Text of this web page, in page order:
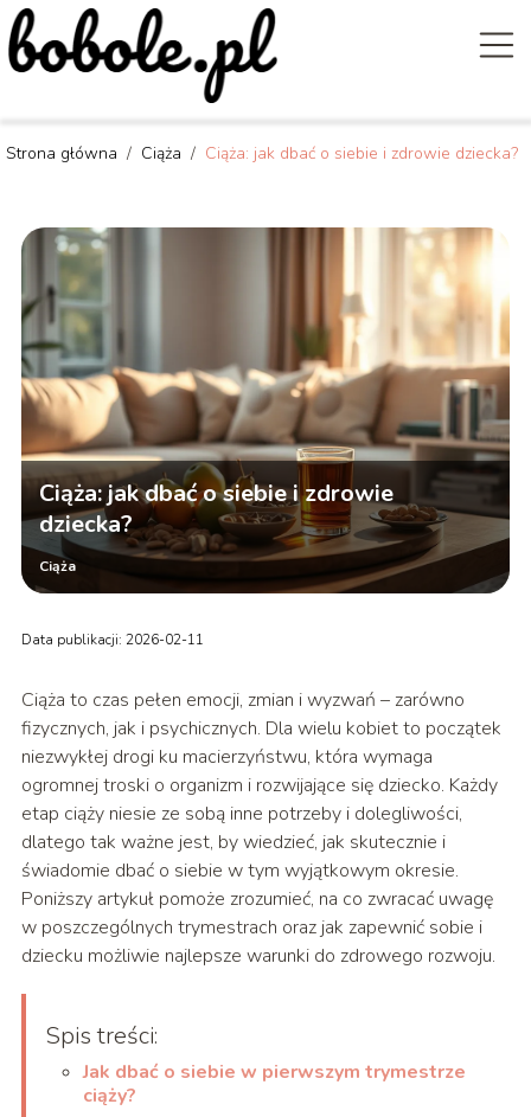
Strona główna / Ciąża / Ciąża: jak dbać o siebie i zdrowie dziecka?
Ciąża: jak dbać o siebie i zdrowie
dziecka?
Ciąża
Data publikacji: 2026-02-11
Ciąża to czas pełen emocji, zmian i wyzwań – zarówno
fizycznych, jak i psychicznych. Dla wielu kobiet to początek
niezwykłej drogi ku macierzyństwu, która wymaga
ogromnej troski o organizm i rozwijające się dziecko. Każdy
etap ciąży niesie ze sobą inne potrzeby i dolegliwości,
dlatego tak ważne jest, by wiedzieć, jak skutecznie i
świadomie dbać o siebie w tym wyjątkowym okresie.
Poniższy artykuł pomoże zrozumieć, na co zwracać uwagę
w poszczególnych trymestrach oraz jak zapewnić sobie i
dziecku możliwie najlepsze warunki do zdrowego rozwoju.
Spis treści:
Jak dbać o siebie w pierwszym trymestrze
ciąży?